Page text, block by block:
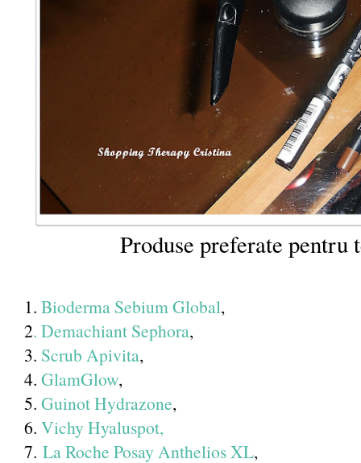
Produse preferate
1. Bioderma Sebium Global,
2. Demachiant Sephora,
3. Scrub Apivita,
4. GlamGlow,
5. Guinot Hydrazone,
6. Vichy Hyaluspot,
7. La Roche Posay Anthelios XL,